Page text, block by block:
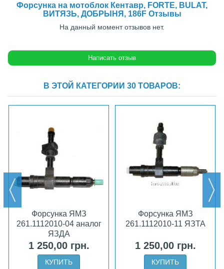
Форсунка на мотоблок Кентавр, FORTE, BULAT,
ВИТЯЗЬ, ДОБРЫНЯ, 186F Отзывы
На данный момент отзывов нет.
В ЭТОЙ КАТЕГОРИИ 30 ТОВАРОВ:
Форсунка ЯМЗ
261.1112010-04 аналог
ЯЗДА
1 250,00 грн.
КУПИТЬ
Форсунка ЯМЗ
261.1112010-11 ЯЗТА
1 250,00 грн.
КУПИТЬ